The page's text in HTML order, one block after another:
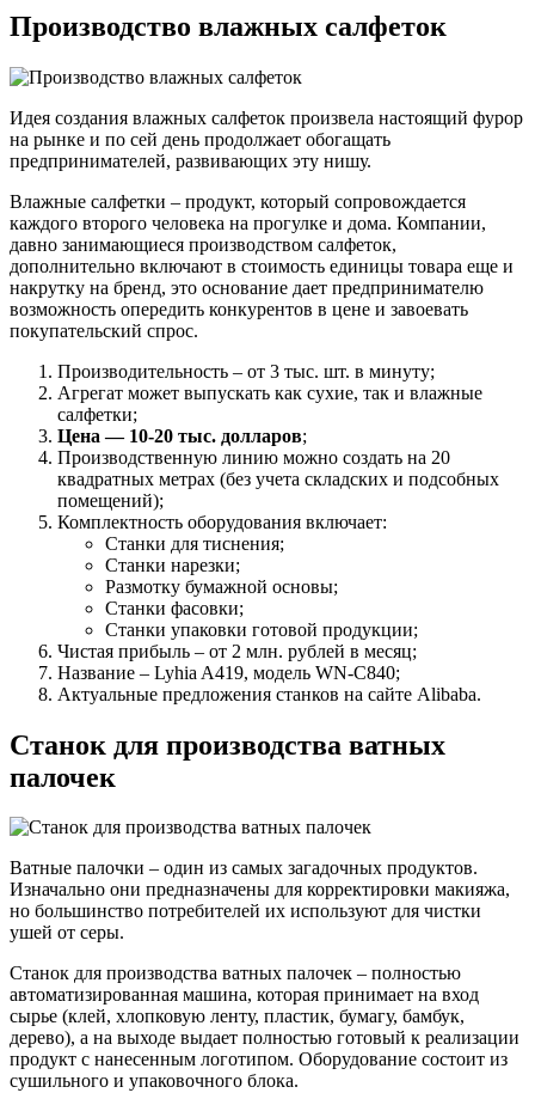
Производство влажных салфеток
Идея создания влажных салфеток произвела настоящий фурор
на рынке и по сей день продолжает обогащать
предпринимателей, развивающих эту нишу.
Влажные салфетки – продукт, который сопровождается
каждого второго человека на прогулке и дома. Компании,
давно занимающиеся производством салфеток,
дополнительно включают в стоимость единицы товара еще и
накрутку на бренд, это основание дает предпринимателю
возможность опередить конкурентов в цене и завоевать
покупательский спрос.
Производительность – от 3 тыс. шт. в минуту;
Агрегат может выпускать как сухие, так и влажные
салфетки;
Цена — 10-20 тыс. долларов;
Производственную линию можно создать на 20
квадратных метрах (без учета складских и подсобных
помещений);
Комплектность оборудования включает:
Станки для тиснения;
Станки нарезки;
Размотку бумажной основы;
Станки фасовки;
Станки упаковки готовой продукции;
Чистая прибыль – от 2 млн. рублей в месяц;
Название – Lyhia A419, модель WN-C840;
Актуальные предложения станков на сайте Alibaba.
Станок для производства ватных
палочек
Ватные палочки – один из самых загадочных продуктов.
Изначально они предназначены для корректировки макияжа,
но большинство потребителей их используют для чистки
ушей от серы.
Станок для производства ватных палочек – полностью
автоматизированная машина, которая принимает на вход
сырье (клей, хлопковую ленту, пластик, бумагу, бамбук,
дерево), а на выходе выдает полностью готовый к реализации
продукт с нанесенным логотипом. Оборудование состоит из
сушильного и упаковочного блока.